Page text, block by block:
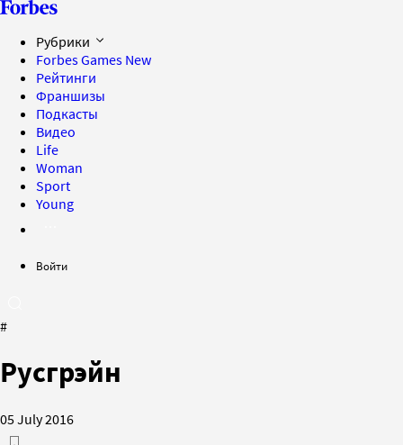
Рубрики
Forbes Games New
Рейтинги
Франшизы
Подкасты
Видео
Life
Woman
Sport
Young
Войти
#
Русгрэйн
05 July 2016